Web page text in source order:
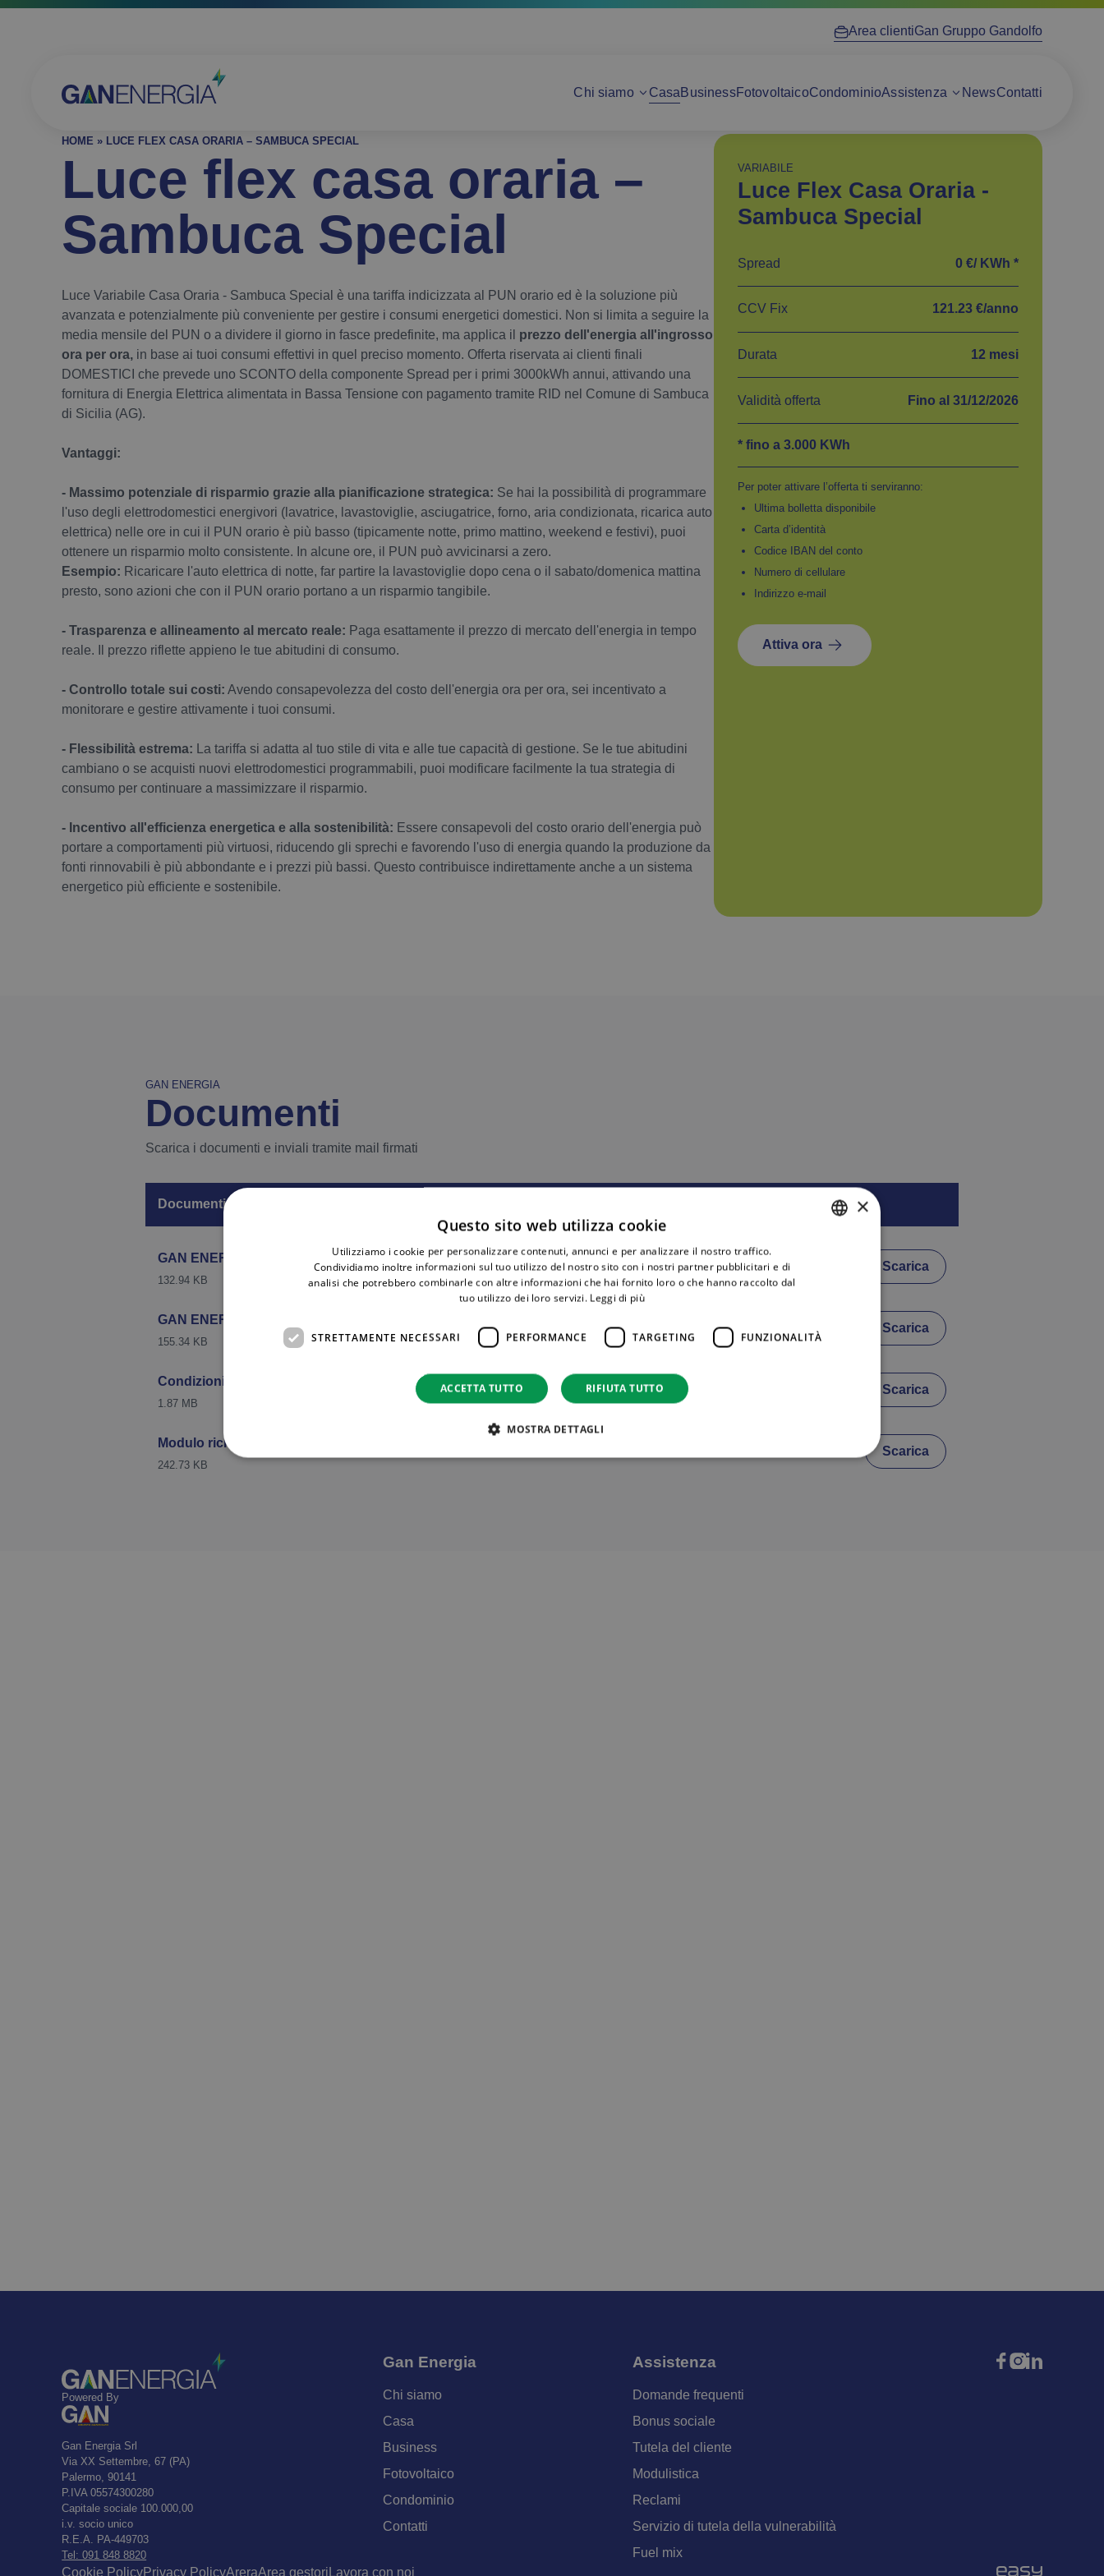
Area clientiGan Gruppo Gandolfo
Chi siamo Casa BusinessFotovoltaicoCondominioAssistenza NewsContatti
HOME » LUCE FLEX CASA ORARIA – SAMBUCA SPECIAL
Luce flex casa oraria –
Sambuca Special
Luce Variabile Casa Oraria - Sambuca Special è una tariffa indicizzata al PUN orario ed è la soluzione più
avanzata e potenzialmente più conveniente per gestire i consumi energetici domestici. Non si limita a seguire la
media mensile del PUN o a dividere il giorno in fasce predefinite, ma applica il prezzo dell'energia all'ingrosso
ora per ora, in base ai tuoi consumi effettivi in quel preciso momento. Offerta riservata ai clienti finali
DOMESTICI che prevede uno SCONTO della componente Spread per i primi 3000kWh annui, attivando una
fornitura di Energia Elettrica alimentata in Bassa Tensione con pagamento tramite RID nel Comune di Sambuca
di Sicilia (AG).
Vantaggi:
- Massimo potenziale di risparmio grazie alla pianificazione strategica: Se hai la possibilità di programmare
l'uso degli elettrodomestici energivori (lavatrice, lavastoviglie, asciugatrice, forno, aria condizionata, ricarica auto
elettrica) nelle ore in cui il PUN orario è più basso (tipicamente notte, primo mattino, weekend e festivi), puoi
ottenere un risparmio molto consistente. In alcune ore, il PUN può avvicinarsi a zero.
Esempio: Ricaricare l'auto elettrica di notte, far partire la lavastoviglie dopo cena o il sabato/domenica mattina
presto, sono azioni che con il PUN orario portano a un risparmio tangibile.
- Trasparenza e allineamento al mercato reale: Paga esattamente il prezzo di mercato dell'energia in tempo
reale. Il prezzo riflette appieno le tue abitudini di consumo.
- Controllo totale sui costi: Avendo consapevolezza del costo dell'energia ora per ora, sei incentivato a
monitorare e gestire attivamente i tuoi consumi.
- Flessibilità estrema: La tariffa si adatta al tuo stile di vita e alle tue capacità di gestione. Se le tue abitudini
cambiano o se acquisti nuovi elettrodomestici programmabili, puoi modificare facilmente la tua strategia di
consumo per continuare a massimizzare il risparmio.
- Incentivo all'efficienza energetica e alla sostenibilità: Essere consapevoli del costo orario dell'energia può
portare a comportamenti più virtuosi, riducendo gli sprechi e favorendo l'uso di energia quando la produzione da
fonti rinnovabili è più abbondante e i prezzi più bassi. Questo contribuisce indirettamente anche a un sistema
energetico più efficiente e sostenibile.
VARIABILE
Luce Flex Casa Oraria -
Sambuca Special
Spread 0 €/ KWh *
CCV Fix 121.23 €/anno
Durata 12 mesi
Validità offerta Fino al 31/12/2026
* fino a 3.000 KWh
Per poter attivare l’offerta ti serviranno:
Ultima bolletta disponibile
Carta d’identità
Codice IBAN del conto
Numero di cellulare
Indirizzo e-mail
Attiva ora
GAN ENERGIA
Documenti
Scarica i documenti e inviali tramite mail firmati
Documenti
GAN ENERGIA – LUCE VARIABILE CASA ORARIA – SAMBUCA SPECIAL 386_scheda_cte_
132.94 KB
Scarica
GAN ENERGIA – LUCE VARIABILE CASA ORARIA – SAMBUCA SPECIAL 386_scheda_snt_
155.34 KB
Scarica
Condizioni Generali di Fornitura
1.87 MB
Scarica
Modulo richiesta prescrizione importi
242.73 KB
Scarica
Powered By
Gan Energia Srl
Via XX Settembre, 67 (PA)
Palermo, 90141
P.IVA 05574300280
Capitale sociale 100.000,00
i.v. socio unico
R.E.A. PA-449703
Tel: 091 848 8820
Gan Energia
Chi siamo
Casa
Business
Fotovoltaico
Condominio
Contatti
Assistenza
Domande frequenti
Bonus sociale
Tutela del cliente
Modulistica
Reclami
Servizio di tutela della vulnerabilità
Fuel mix
Cookie PolicyPrivacy PolicyAreraArea gestori Lavora con noi
×
Questo sito web utilizza cookie
Utilizziamo i cookie per personalizzare contenuti, annunci e per analizzare il nostro traffico.
Condividiamo inoltre informazioni sul tuo utilizzo del nostro sito con i nostri partner pubblicitari e di
analisi che potrebbero combinarle con altre informazioni che hai fornito loro o che hanno raccolto dal
tuo utilizzo dei loro servizi. Leggi di più
STRETTAMENTE NECESSARI PERFORMANCE TARGETING FUNZIONALITÀ
ACCETTA TUTTO RIFIUTA TUTTO
MOSTRA DETTAGLI